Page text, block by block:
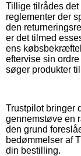
Tillige tilrådes
reglementer der
den
er det tilmed
ens
eftervise sin
søger produkter
Trustpilot bringer
gennemstøve en
den grund
bedømmelser af
din bestilling.